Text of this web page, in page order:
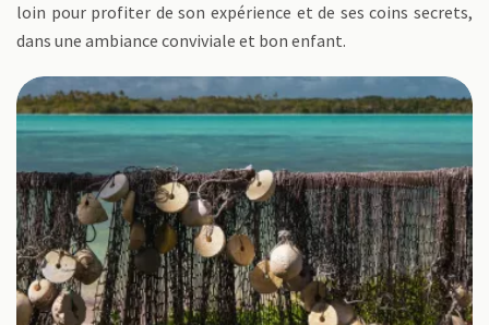
loin pour profiter de son expérience et de ses coins secrets,
dans une ambiance conviviale et bon enfant.